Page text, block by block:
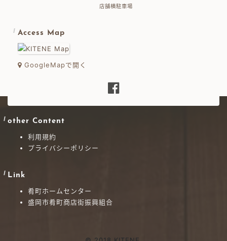
店舗横駐車場
Access Map
GoogleMapで開く
other Content
利用規約
プライバシーポリシー
Link
肴町ホームセンター
盛岡市肴町商店街振興組合